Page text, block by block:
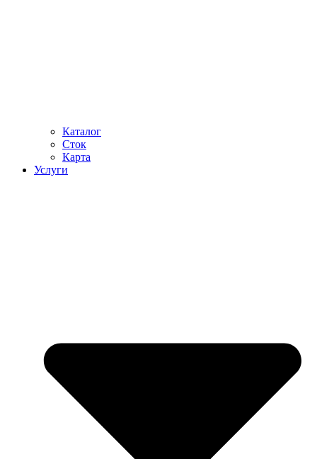
Каталог
Сток
Карта
Услуги